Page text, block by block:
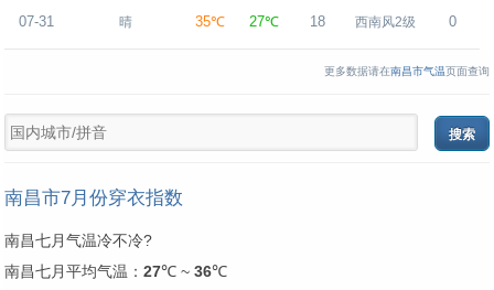
07-31 晴 35℃ 27℃ 18 西南风2级 0
更多数据请在南昌市气温页面查询
南昌市7月份穿衣指数
南昌七月气温冷不冷?
南昌七月平均气温： 27℃ ~ 36℃